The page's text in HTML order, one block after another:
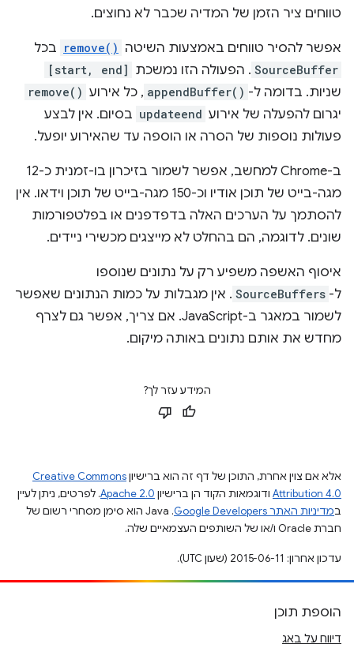
טווחים ציר הזמן של המדיה שכבר לא נחוצים.
אפשר להסיר טווחים באמצעות השיטה remove() בכל
SourceBuffer . הפעולה הזו נמשכת [start, end]
שניות. בדומה ל- appendBuffer() , כל אירוע remove()
יגרום להפעלה של אירוע updateend בסיום. אין לבצע
פעולות נוספות של הסרה או הוספה עד שהאירוע יופעל.
ב-Chrome למחשב, אפשר לשמור בזיכרון בו-זמנית כ-12
מגה-בייט של תוכן אודיו וכ-150 מגה-בייט של תוכן וידאו. אין
להסתמך על הערכים האלה בדפדפנים או בפלטפורמות
שונים. לדוגמה, הם בהחלט לא מייצגים מכשירי ניידים.
איסוף האשפה משפיע רק על נתונים שנוספו
ל- SourceBuffers . אין מגבלות על כמות הנתונים שאפשר
לשמור במאגר ב-JavaScript. אם צריך, אפשר גם לצרף
מחדש את אותם נתונים באותה מיקום.
המידע עזר לך?
אלא אם צוין אחרת, התוכן של דף זה הוא ברישיוןCreative Commons
Attribution 4.0 ודוגמאות הקוד הן ברישיון Apache 2.0. לפרטים, ניתן לעיין
במדיניות האתר Google Developers‏
.‏ Java הוא סימן מסחרי רשום של
חברת Oracle ו/או של השותפים העצמאיים שלה.
עדכון אחרון: 2015-06-11 (שעון UTC).
הוספת תוכן
דיווח על באג